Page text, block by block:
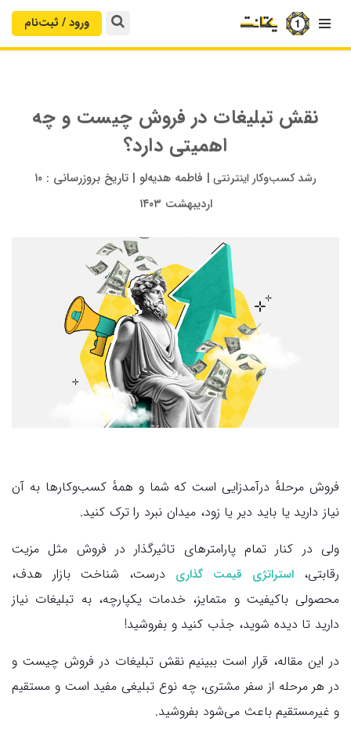
 ورود / ثبت‌‌نام
نقش تبلیغات در فروش چیست و چه
اهمیتی دارد؟
رشد کسب‌وکار اینترنتی | فاطمه هدیه‌لو | تاریخ بروزرسانی : ۱۰
اردیبهشت ۱۴۰۳
فروش مرحلهٔ درآمدزایی است که شما و همهٔ کسب‌وکارها به آن
نیاز دارید یا باید دیر یا زود، میدان نبرد را ترک کنید.
ولی در کنار تمام پارامترهای تاثیرگذار در فروش مثل مزیت
رقابتی، استراتژی قیمت گذاری درست، شناخت بازار هدف،
محصولی باکیفیت و متمایز، خدمات یکپارچه، به تبلیغات نیاز
دارید تا دیده شوید، جذب کنید و بفروشید!
در این مقاله، قرار است ببینیم نقش تبلیغات در فروش چیست و
در هر مرحله از سفر مشتری، چه نوع تبلیغی مفید است و مستقیم
و غیرمستقیم باعث می‌شود بفروشید.